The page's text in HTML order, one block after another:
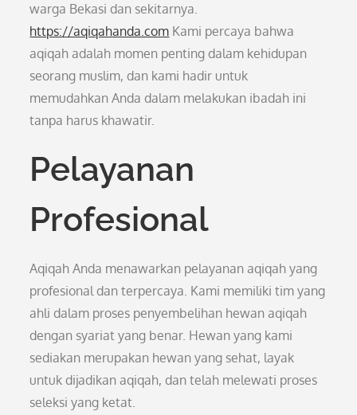
warga Bekasi dan sekitarnya.
https://aqiqahanda.com Kami percaya bahwa
aqiqah adalah momen penting dalam kehidupan
seorang muslim, dan kami hadir untuk
memudahkan Anda dalam melakukan ibadah ini
tanpa harus khawatir.
Pelayanan
Profesional
Aqiqah Anda menawarkan pelayanan aqiqah yang
profesional dan terpercaya. Kami memiliki tim yang
ahli dalam proses penyembelihan hewan aqiqah
dengan syariat yang benar. Hewan yang kami
sediakan merupakan hewan yang sehat, layak
untuk dijadikan aqiqah, dan telah melewati proses
seleksi yang ketat.